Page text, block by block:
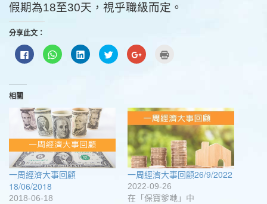
假期為18至30天，視乎職級而定。
分享此文：
按
一
新
視
窗
中
開
啟)
分
享
開
啟)
分
享
開
啟)
分
享
按
一
(在
新
視
窗
中
開
啟)
窗
中
開
啟)
相關
一周經濟大事回顧
18/06/2018
2018-06-18
一周經濟大事回顧26/9/2022
2022-09-26
在「保寶爹哋」中